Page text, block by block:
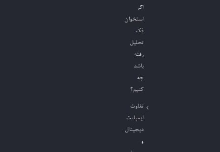
اگر
استخوان
فک
تحلیل
رفته
باشد
چه
کنیم؟
تفاوت
ایمپلنت
دیجیتال
و